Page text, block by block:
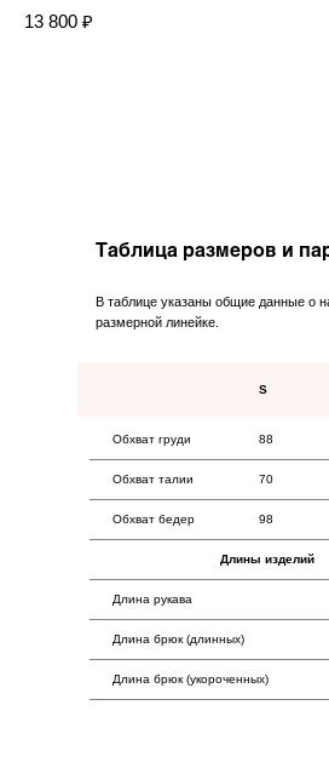
13 800 ₽
Таблица размеров и
В таблице указаны общие данные о
размерной линейке.
Длина брюк (укороченных)
Длина брюк (длинных)
Длина рукава
Длины изделий
98
Обхват бедер
70
Обхват талии
88
Обхват груди
S
Покупателям
Northern
Коллекции